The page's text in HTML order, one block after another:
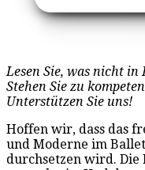
Lesen Sie, was nicht in
Stehen Sie zu
Unterstützen Sie uns!
Hoffen wir, dass das
und Moderne im
durchsetzen wird.